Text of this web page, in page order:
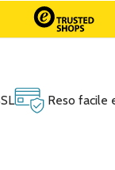
Reso facile